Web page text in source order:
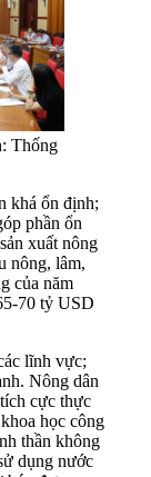
Thống
khá ổn định;
phần ổn
xuất nông
nông, lâm,
của năm
70 tỷ USD
lĩnh vực;
Nông dân
cực thực
học công
thần không
dụng nước